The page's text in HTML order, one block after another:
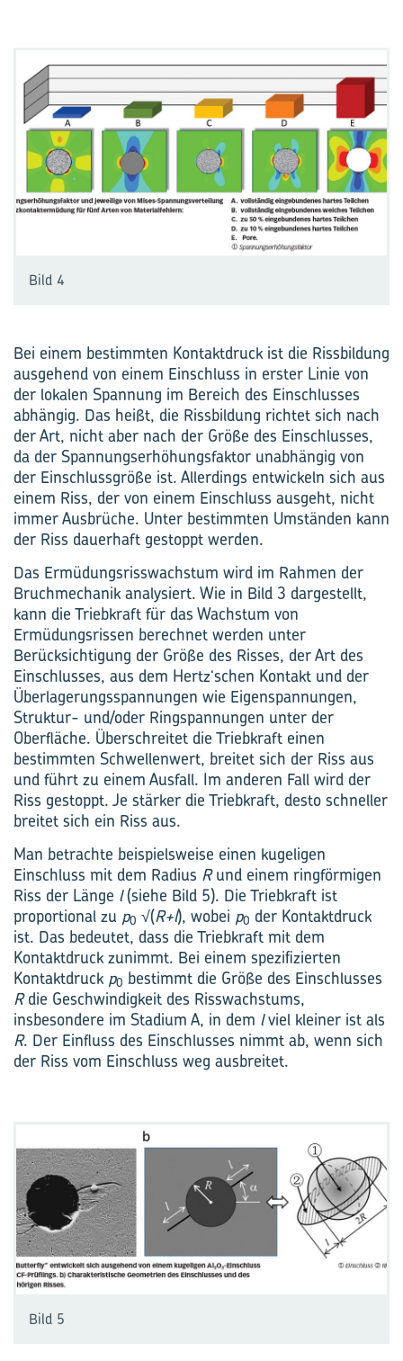
Bild 4
Bei einem bestimmten Kontaktdruck ist die Rissbildung
ausgehend von einem Einschluss in erster Linie von
der lokalen Spannung im Bereich des Einschlusses
abhängig. Das heißt, die Rissbildung richtet sich nach
der Art, nicht aber nach der Größe des Einschlusses,
da der Spannungserhöhungsfaktor unabhängig von
der Einschlussgröße ist. Allerdings entwickeln sich aus
einem Riss, der von einem Einschluss ausgeht, nicht
immer Ausbrüche. Unter bestimmten Umständen kann
der Riss dauerhaft gestoppt werden.
Das Ermüdungsrisswachstum wird im Rahmen der
Bruchmechanik analysiert. Wie in Bild 3 dargestellt,
kann die Triebkraft für das Wachstum von
Ermüdungsrissen berechnet werden unter
Berücksichtigung der Größe des Risses, der Art des
Einschlusses, aus dem Hertz‘schen Kontakt und der
Überlagerungsspannungen wie Eigenspannungen,
Struktur- und/oder Ringspannungen unter der
Oberfläche. Überschreitet die Triebkraft einen
bestimmten Schwellenwert, breitet sich der Riss aus
und führt zu einem Ausfall. Im anderen Fall wird der
Riss gestoppt. Je stärker die Triebkraft, desto schneller
breitet sich ein Riss aus.
Man betrachte beispielsweise einen kugeligen
Einschluss mit dem Radius Rund einem ringförmigen
Riss der Länge l(siehe Bild 5). Die Triebkraft ist
proportional zu p0 √(R+l), wobei p0 der Kontaktdruck
ist. Das bedeutet, dass die Triebkraft mit dem
Kontaktdruck zunimmt. Bei einem spezifizierten
Kontaktdruck p0 bestimmt die Größe des Einschlusses
Rdie Geschwindigkeit des Risswachstums,
insbesondere im Stadium A, in dem lviel kleiner ist als
R. Der Einfluss des Einschlusses nimmt ab, wenn sich
der Riss vom Einschluss weg ausbreitet.
Bild 5